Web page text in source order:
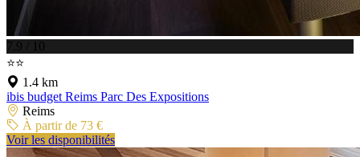
7.9 / 10
⭐⭐
1.4 km
ibis budget Reims Parc Des Expositions
Reims
À partir de 73 €
Voir les disponibilités